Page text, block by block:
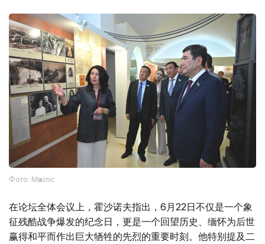
Фото: Мәжіліс
在论坛全体会议上，霍沙诺夫指出，6月22日不仅是一个象
征残酷战争爆发的纪念日，更是一个回望历史、缅怀为后世
赢得和平而作出巨大牺牲的先烈的重要时刻。他特别提及二